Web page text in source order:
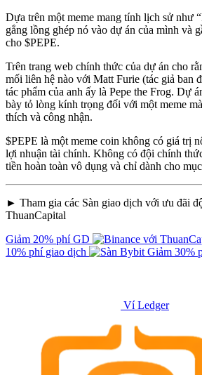
Dựa trên một meme mang tính lịch sử như
gắng lồng ghép nó vào dự án của mình và
cho $PEPE.
Trên trang web chính thức của dự án cho
mối liên hệ nào với Matt Furie (tác giả ban
tác phẩm của anh ấy là Pepe the Frog. Dự
bày tỏ lòng kính trọng đối với một meme
thích và công nhận.
$PEPE là một meme coin không có giá trị
lợi nhuận tài chính. Không có đội chính
tiền hoàn toàn vô dụng và chỉ dành cho
► Tham gia các Sàn giao dịch với ưu đãi
ThuanCapital
Giảm 20% phí GD
10% phí giao dịch
Giảm 30%
Ví Ledger